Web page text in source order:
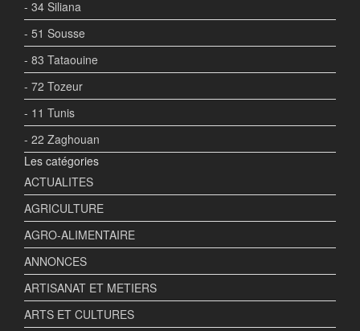
- 34 Siliana
- 51 Sousse
- 83 Tataouine
- 72 Tozeur
- 11 Tunis
- 22 Zaghouan
Les catégories
ACTUALITES
AGRICULTURE
AGRO-ALIMENTAIRE
ANNONCES
ARTISANAT ET METIERS
ARTS ET CULTURES